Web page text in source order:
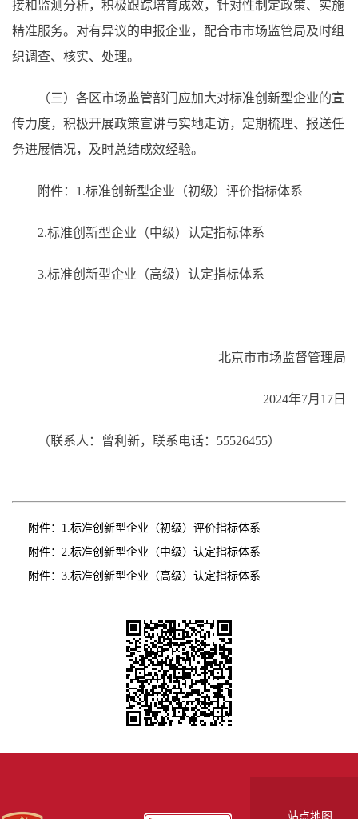
接和监测分析，积极跟踪培育成效，针对性制定政策、实施
精准服务。对有异议的申报企业，配合市市场监管局及时组
织调查、核实、处理。
（三）各区市场监管部门应加大对标准创新型企业的宣
传力度，积极开展政策宣讲与实地走访，定期梳理、报送任
务进展情况，及时总结成效经验。
附件：1.标准创新型企业（初级）评价指标体系
2.标准创新型企业（中级）认定指标体系
3.标准创新型企业（高级）认定指标体系
北京市市场监督管理局
2024年7月17日
（联系人：曾利新，联系电话：55526455）
附件： 1.标准创新型企业（初级）评价指标体系
附件： 2.标准创新型企业（中级）认定指标体系
附件： 3.标准创新型企业（高级）认定指标体系
站点地图